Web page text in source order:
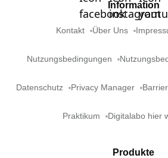
Information
Kontakt Über Uns
Nutzungsbedingungen
Datenschutz Privacy Manager
Praktikum Digitalabo hier
Produkte